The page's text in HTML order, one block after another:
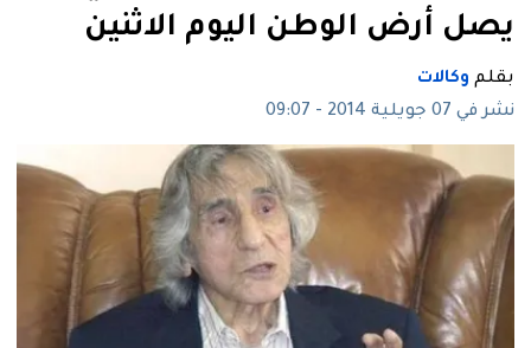
يصل أرض الوطن اليوم الاثنين
بقلم وكالات
نشر في 07 جويلية 2014 - 09:07